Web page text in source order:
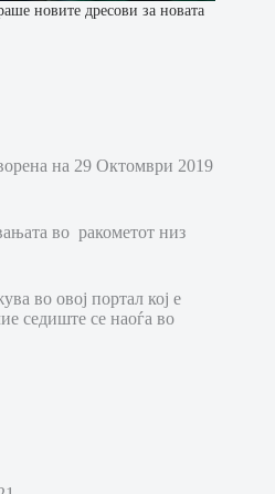
новите дресови за новата
на 29 Октомври 2019
во ракометот низ
во овој портал кој е
седиште се наоѓа во